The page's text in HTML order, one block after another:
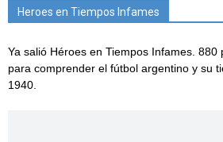
Heroes en Tiempos Infames
Ya salió Héroes en Tiempos Infames. 880
para comprender el fútbol argentino y su
1940.